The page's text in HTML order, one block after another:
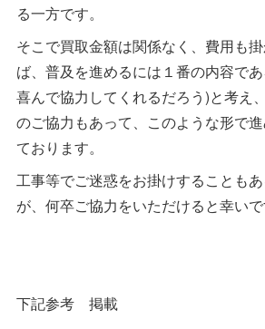
る一方です。
そこで買取金額は関係なく、費用も
ば、普及を進めるには１番の内容で
喜んで協力してくれるだろう)と考え
のご協力もあって、このような形で
ております。
工事等でご迷惑をお掛けすることも
が、何卒ご協力をいただけると幸いで
下記参考 掲載